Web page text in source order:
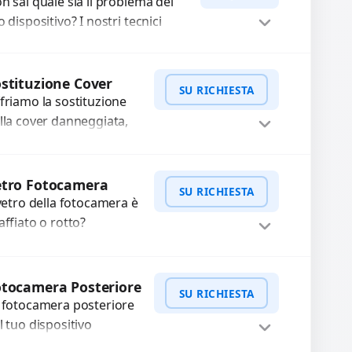
dispositivo? I nostri tecnici
Cover
la sostituzione
cover danneggiata,
Ripristiniamo
estetico e...
SU RICHIESTA
WhatsApp
Fotocamera
della fotocamera è
o rotto?
per 3 mesi....
SU RICHIESTA
WhatsApp
Posteriore
fotocamera posteriore
tuo dispositivo
SU RICHIESTA